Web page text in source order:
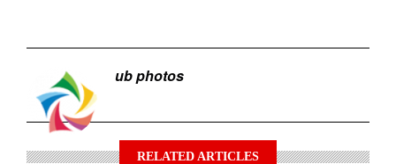
ub photos
RELATED ARTICLES